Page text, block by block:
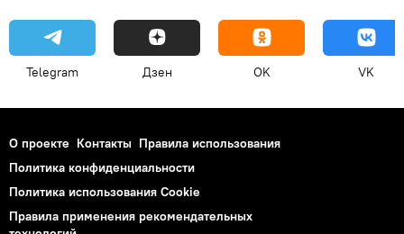
Telegram Дзен OK VK
О проекте Контакты Правила использования
Политика конфиденциальности
Политика использования Cookie
Правила применения рекомендательных